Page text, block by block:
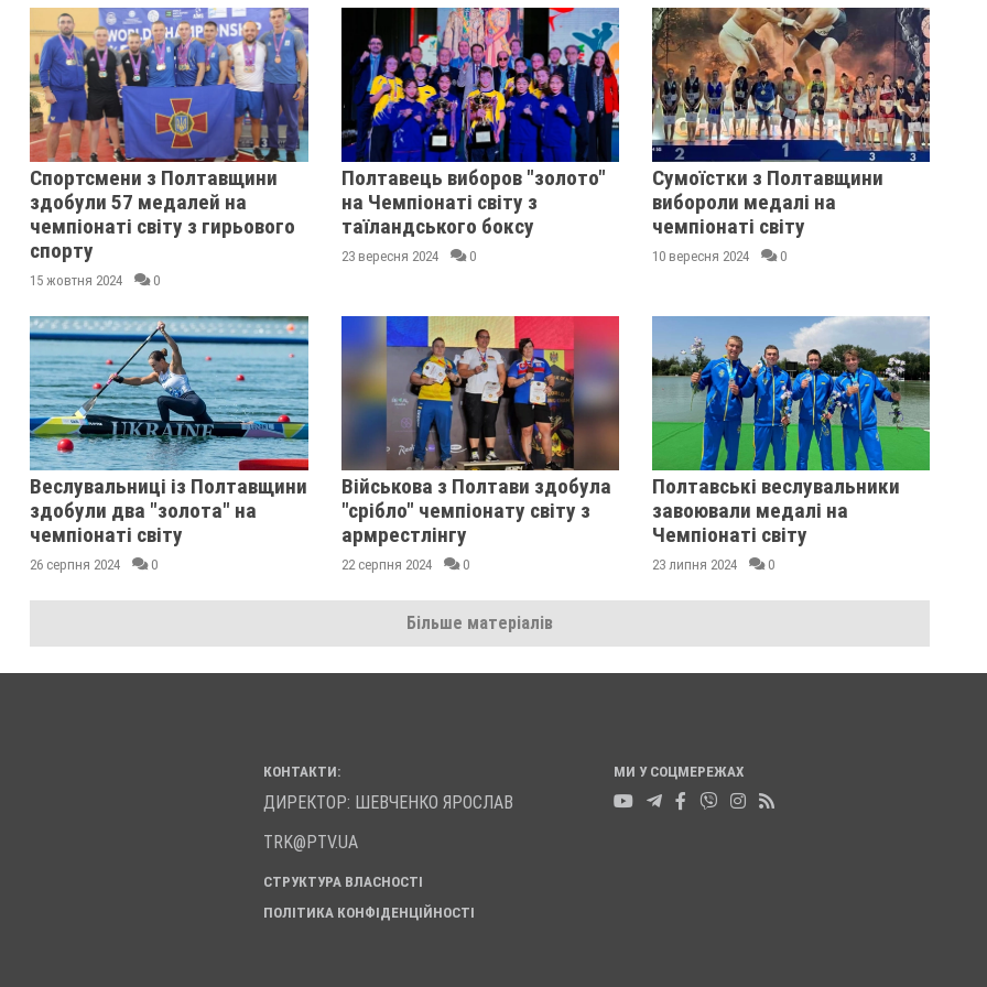
Спортсмени з Полтавщини
здобули 57 медалей на
чемпіонаті світу з гирьового
спорту
15 жовтня 2024 0
Полтавець виборов "золото"
на Чемпіонаті світу з
таїландського боксу
23 вересня 2024 0
Сумоїстки з Полтавщини
вибороли медалі на
чемпіонаті світу
10 вересня 2024 0
Веслувальниці із Полтавщини
здобули два "золота" на
чемпіонаті світу
26 серпня 2024 0
Військова з Полтави здобула
"срібло" чемпіонату світу з
армрестлінгу
22 серпня 2024 0
Полтавські веслувальники
завоювали медалі на
Чемпіонаті світу
23 липня 2024 0
Більше матеріалів
КОНТАКТИ:
ДИРЕКТОР: ШЕВЧЕНКО ЯРОСЛАВ
TRK@PTV.UA
СТРУКТУРА ВЛАСНОСТІ
ПОЛІТИКА КОНФІДЕНЦІЙНОСТІ
МИ У СОЦМЕРЕЖАХ